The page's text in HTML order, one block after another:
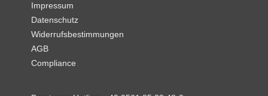
Impressum
Datenschutz
Widerrufsbestimmungen
AGB
Compliance